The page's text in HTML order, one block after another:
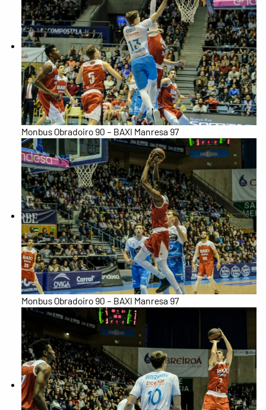
Monbus Obradoiro 90 – BAXI Manresa 97
Monbus Obradoiro 90 – BAXI Manresa 97